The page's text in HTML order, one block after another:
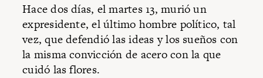
Hace dos días, el martes 13, murió un
expresidente, el último hombre político, tal
vez, que defendió las ideas y los sueños con
la misma convicción de acero con la que
cuidó las flores.